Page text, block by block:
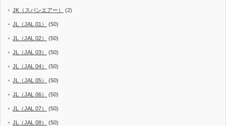
JK（スパンエアー） (2)
JL（JAL 01） (50)
JL（JAL 02） (50)
JL（JAL 03） (50)
JL（JAL 04） (50)
JL（JAL 05） (50)
JL（JAL 06） (50)
JL（JAL 07） (50)
JL（JAL 08） (50)